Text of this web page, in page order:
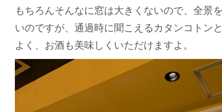
もちろんそんなに窓は大きくないので、全景
いのですが、通過時に聞こえるカタンコトン
よく、お酒も美味しくいただけますよ。